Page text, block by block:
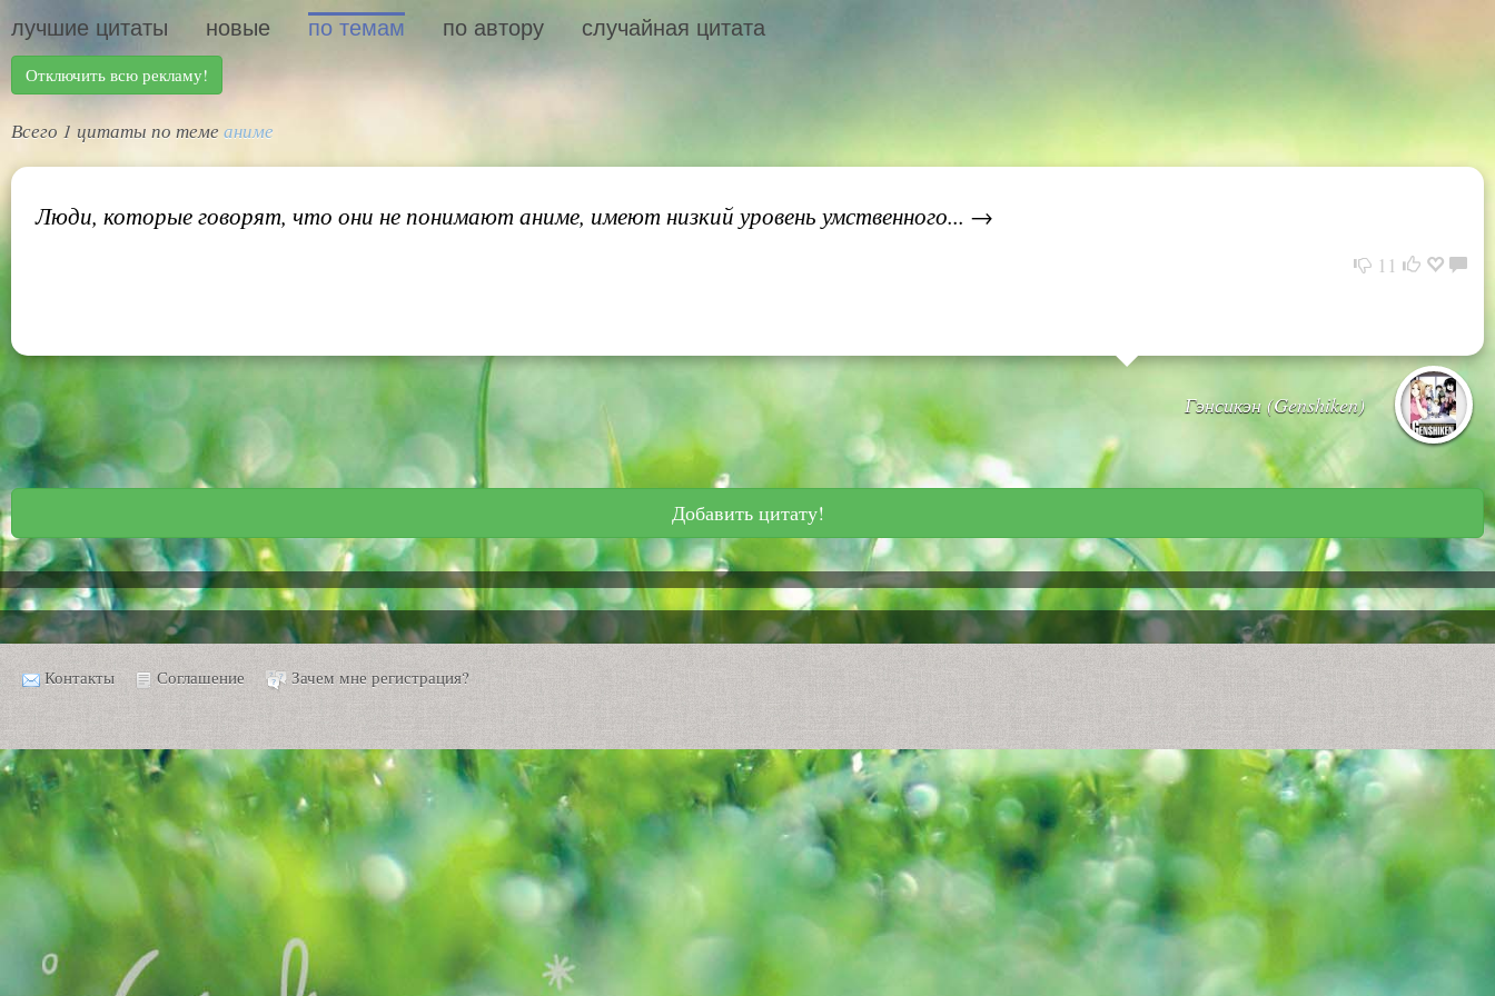
лучшие цитаты новые по темам по автору случайная цитата
Отключить всю рекламу!
Всего 1 цитаты по теме аниме
Люди, которые говорят, что они не понимают аниме, имеют низкий уровень умственного... →
11
Гэнсикэн (Genshiken)
Добавить цитату!
Контакты Соглашение Зачем мне регистрация?